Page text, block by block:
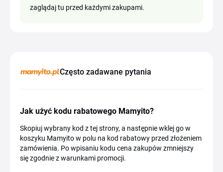
zaglądaj tu przed każdymi zakupami.
Często zadawane pytania
Jak użyć kodu rabatowego Mamyito?
Skopiuj wybrany kod z tej strony, a następnie wklej go w
koszyku Mamyito w polu na kod rabatowy przed złożeniem
zamówienia. Po wpisaniu kodu cena zakupów zmniejszy
się zgodnie z warunkami promocji.